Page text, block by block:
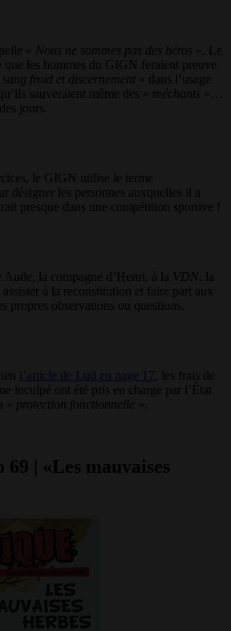
«
Nous ne sommes pas des héros ». Le
que les hommes du GIGN feraient preuve
froid et discernement
» dans l’usage
sauveraient même des « méchants
»…
jours.
le GIGN utilise le terme
désigner les personnes auxquelles il a
presque dans une compétition sportive !
Aude, la compagne d’Henri, à la VDN
, la
assister à la reconstitution et faire part aux
propres observations ou questions.
l’article de Lud en page 17 , les frais de
inculpé ont été pris en charge par l’État
«
protection fonctionnelle ».
| «Les mauvaises